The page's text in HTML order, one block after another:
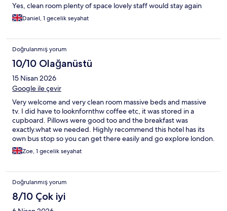
Yes, clean room plenty of space lovely staff would stay again
Daniel, 1 gecelik seyahat
Doğrulanmış yorum
10/10 Olağanüstü
15 Nisan 2026
Google ile çevir
Very welcome and very clean room massive beds and massive
tv. I did have to looknfornthw coffee etc, it was stored in a
cupboard. Pillows were good too and the breakfast was
exactly.what we needed. Highly recommend this hotel has its
own bus stop so you can get there easily and go explore london.
Zoe, 1 gecelik seyahat
Doğrulanmış yorum
8/10 Çok iyi